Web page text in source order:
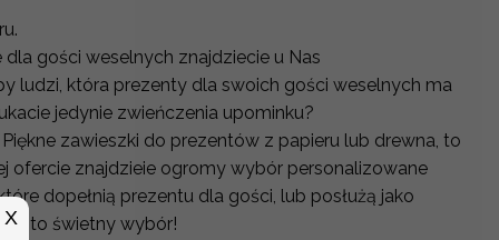
dla gości weselnych znajdziecie u Nas
ludzi, która prezenty dla swoich gości weselnych ma
jedynie zwieńczenia upominku?
zawieszki do prezentów z papieru lub drewna, to
ofercie znajdzieie ogromy wybór personalizowane
dopełnią prezentu dla gości, lub posłużą jako
to świetny wybór!
X